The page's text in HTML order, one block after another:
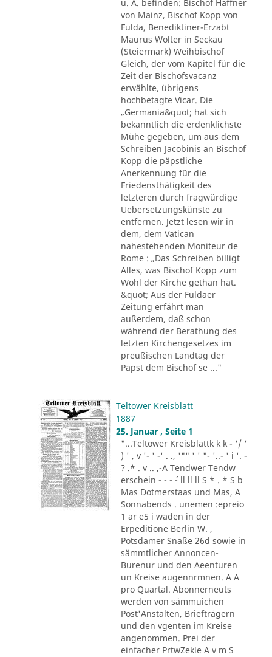
u. A. befinden: Bischof Haffner
von Mainz, Bischof Kopp von
Fulda, Benediktiner-Erzabt
Maurus Wolter in Seckau
(Steiermark) Weihbischof
Gleich, der vom Kapitel für die
Zeit der Bischofsvacanz
erwählte, übrigens
hochbetagte Vicar. Die
„Germania&quot; hat sich
bekanntlich die erdenklichste
Mühe gegeben, um aus dem
Schreiben Jacobinis an Bischof
Kopp die päpstliche
Anerkennung für die
Friedensthätigkeit des
letzteren durch fragwürdige
Uebersetzungskünste zu
entfernen. Jetzt lesen wir in
dem, dem Vatican
nahestehenden Moniteur de
Rome : „Das Schreiben billigt
Alles, was Bischof Kopp zum
Wohl der Kirche gethan hat.
&quot; Aus der Fuldaer
Zeitung erfährt man
außerdem, daß schon
während der Berathung des
letzten Kirchengesetzes im
preußischen Landtag der
Papst dem Bischof se ..."
Teltower Kreisblatt
1887
25. Januar , Seite 1
"...Teltower Kreisblattk k k - '/ '
) ' , v '- ' -' . ., '"" ' ' "- '..- ' i '. -
? .* . v .. ,-A Tendwer Tendw
erschein - - - ´- ll ll ll S * . * S b
Mas Dotmerstaas und Mas, A
Sonnabends . unemen :epreio
1 ar e5 i waden in der
Erpeditione Berlin W. ,
Potsdamer Snaße 26d sowie in
sämmtlicher Annoncen-
Burenur und den Aeenturen
un Kreise augennrmnen. A A
pro Quartal. Abonnerneuts
werden von sämmuichen
Post'Anstalten, Briefträgern
und den vgenten im Kreise
angenommen. Prei der
einfacher PrtwZekle A v m S